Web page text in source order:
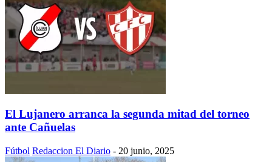
El Lujanero arranca la segunda mitad del torneo
ante Cañuelas
Fútbol Redaccion El Diario - 20 junio, 2025